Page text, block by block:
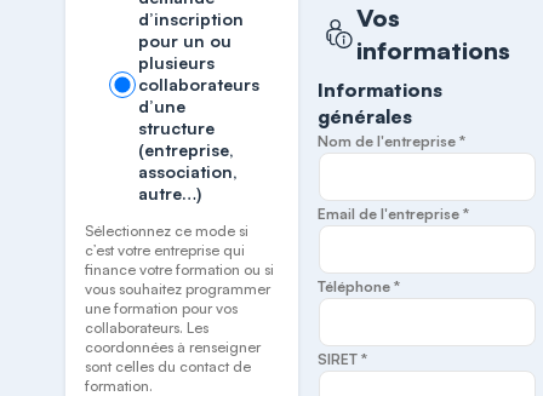
d’inscription
pour un ou
plusieurs
collaborateurs
d’une
structure
(entreprise,
association,
autre…)
Sélectionnez ce mode si
c’est votre entreprise qui
finance votre formation ou si
vous souhaitez programmer
une formation pour vos
collaborateurs. Les
coordonnées à renseigner
sont celles du contact de
formation.
Vos
informations
Informations
générales
Nom de l'entreprise *
Email de l'entreprise *
Téléphone *
SIRET *